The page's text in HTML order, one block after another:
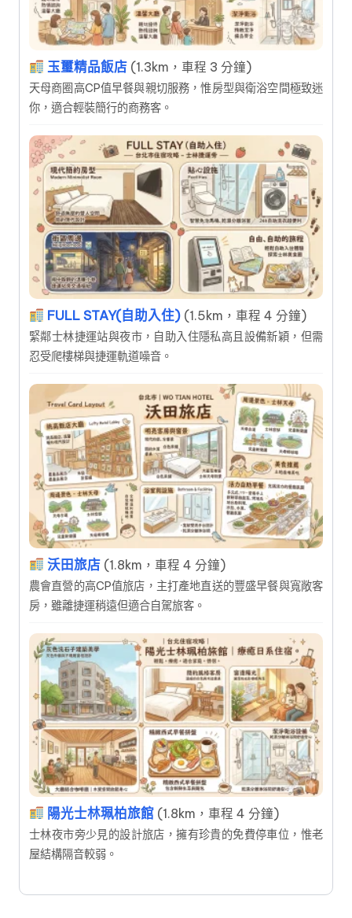
玉璽精品飯店 (1.3km，車程 3 分鐘)
天母商圈高CP值早餐與親切服務，惟房型與衛浴空間極致迷
你，適合輕裝簡行的商務客。
FULL STAY(自助入住) (1.5km，車程 4 分鐘)
緊鄰士林捷運站與夜市，自助入住隱私高且設備新穎，但需
忍受爬樓梯與捷運軌道噪音。
沃田旅店 (1.8km，車程 4 分鐘)
農會直營的高CP值旅店，主打產地直送的豐盛早餐與寬敞客
房，雖離捷運稍遠但適合自駕旅客。
陽光士林珮柏旅館 (1.8km，車程 4 分鐘)
士林夜市旁少見的設計旅店，擁有珍貴的免費停車位，惟老
屋結構隔音較弱。